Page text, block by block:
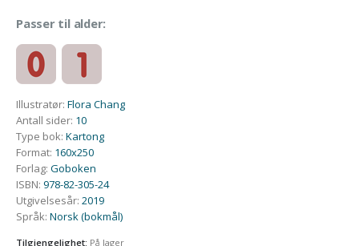
Passer til alder:
Illustratør: Flora Chang
Antall sider: 10
Type bok: Kartong
Format: 160x250
Forlag: Goboken
ISBN: 978-82-305-24
Utgivelsesår: 2019
Språk: Norsk (bokmål)
Tilgjengelighet: På lager